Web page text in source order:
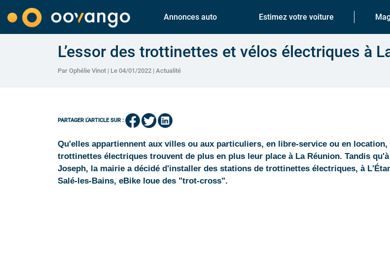
Annonces auto Estimez votre voiture
L’essor des trottinettes et vélos électriques à
Par Ophélie Vinot | Le 04/01/2022 | Actualité
PARTAGER L'ARTICLE SUR :
Qu'elles appartiennent aux villes ou aux particuliers, en libre-service ou en location,
trottinettes électriques trouvent de plus en plus leur place à La Réunion. Tandis
Joseph, la mairie a décidé d'installer des stations de trottinettes électriques, à
Salé-les-Bains, eBike loue des "trot-cross".